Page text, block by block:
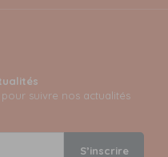
suivre nos actualités
S’inscrire